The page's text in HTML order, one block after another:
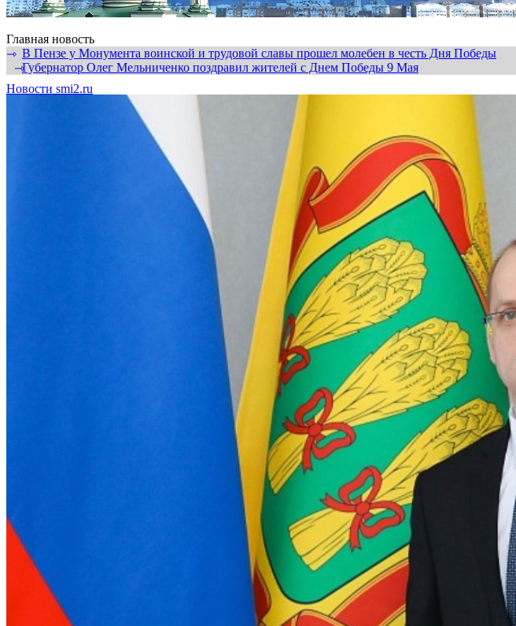
Главная новость
⇾ В Пензе у Монумента воинской и трудовой славы прошел молебен в честь Дня Победы
⇾Губернатор Олег Мельниченко поздравил жителей с Днем Победы 9 Мая
Новости smi2.ru